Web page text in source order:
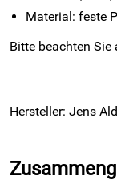
Material: feste
Bitte beachten
Hersteller: Jens